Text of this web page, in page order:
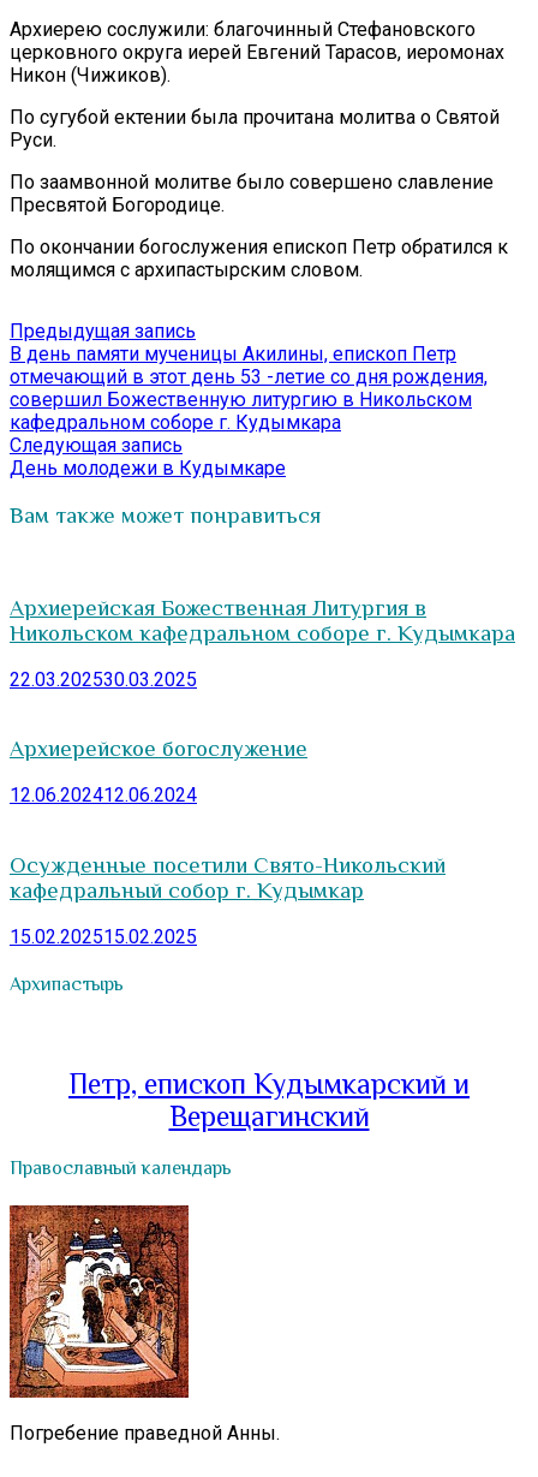
Архиерею сослужили: благочинный Стефановского
церковного округа иерей Евгений Тарасов, иеромонах
Никон (Чижиков).
По сугубой ектении была прочитана молитва о Святой
Руси.
По заамвонной молитве было совершено славление
Пресвятой Богородице.
По окончании богослужения епископ Петр обратился к
молящимся с архипастырским словом.
Навигация
по
записям
Предыдущая запись
запись:
В день памяти мученицы Акилины, епископ Петр
отмечающий в этот день 53 -летие со дня рождения,
совершил Божественную литургию в Никольском
кафедральном соборе г. Кудымкара
Следующая запись
запись:
День молодежи в Кудымкаре
Вам также может понравиться
Архиерейская Божественная Литургия в
Никольском кафедральном соборе г. Кудымкара
22.03.202530.03.2025
Архиерейское богослужение
12.06.202412.06.2024
Осужденные посетили Свято-Никольский
кафедральный собор г. Кудымкар
15.02.202515.02.2025
Архипастырь
Петр, епископ Кудымкарский и
Верещагинский
Православный календарь
Погребение праведной Анны.